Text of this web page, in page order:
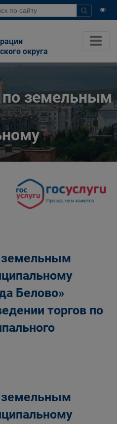
округа
по земельным
округа
ресурсам и
Администрации
округа
Белово»
торгов по